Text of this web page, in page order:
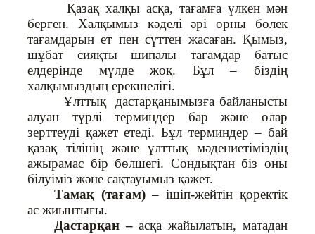
Қазақ халқы асқа, тағамға үлкен мән
берген. Халқымыз кәделі әрі орны бөлек
тағамдарын ет пен сүттен жасаған. Қымыз,
шұбат сияқты шипалы тағамдар батыс
елдерінде мүлде жоқ. Бұл – біздің
халқымыздың ерекшелігі.
Ұлттық дастарқанымызға байланысты
алуан түрлі терминдер бар және олар
зерттеуді қажет етеді. Бұл терминдер – бай
қазақ тілінің және ұлттық мәдениетіміздің
ажырамас бір бөлшегі. Сондықтан біз оны
білуіміз және сақтауымыз қажет.
Тамақ (тағам)– ішіп-жейтін қоректік
ас жиынтығы.
Дастарқан –асқа жайылатын, матадан